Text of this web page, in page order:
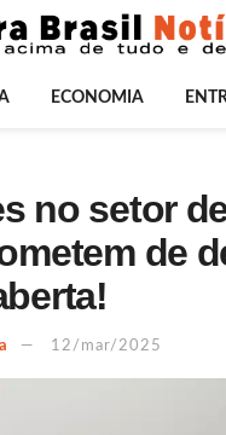
ECONOMIA
no setor
de
12/mar/2025